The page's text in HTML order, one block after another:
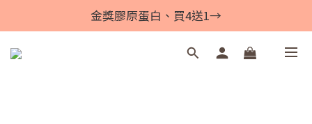
金獎膠原蛋白、買4送1→